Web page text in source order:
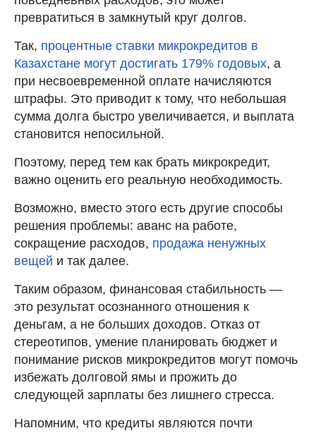
превратиться в замкнутый круг долгов.
Так, процентные ставки микрокредитов в
Казахстане могут достигать 179% годовых, а
при несвоевременной оплате начисляются
штрафы. Это приводит к тому, что небольшая
сумма долга быстро увеличивается, и выплата
становится непосильной.
Поэтому, перед тем как брать микрокредит,
важно оценить его реальную необходимость.
Возможно, вместо этого есть другие способы
решения проблемы: аванс на работе,
сокращение расходов, продажа ненужных
вещей и так далее.
Таким образом, финансовая стабильность —
это результат осознанного отношения к
деньгам, а не больших доходов. Отказ от
стереотипов, умение планировать бюджет и
понимание рисков микрокредитов могут помочь
избежать долговой ямы и прожить до
следующей зарплаты без лишнего стресса.
Напомним, что кредиты являются почти